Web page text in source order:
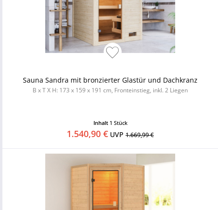
Sauna Sandra mit bronzierter Glastür und Dachkranz
B x T X H: 173 x 159 x 191 cm, Fronteinstieg, inkl. 2 Liegen
Inhalt 1 Stück
1.540,90 € UVP 1.669,99 €